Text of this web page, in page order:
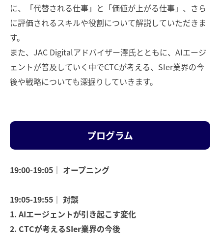
に、「代替される仕事」と「価値が上がる仕事」、さら
に評価されるスキルや役割について解説していただきま
す。
また、JAC Digitalアドバイザー澤氏とともに、AIエージ
ェントが普及していく中でCTCが考える、SIer業界の今
後や戦略についても深掘りしていきます。
プログラム
19:00-19:05｜ オープニング
19:05-19:55｜ 対談
1. AIエージェントが引き起こす変化
2. CTCが考えるSIer業界の今後